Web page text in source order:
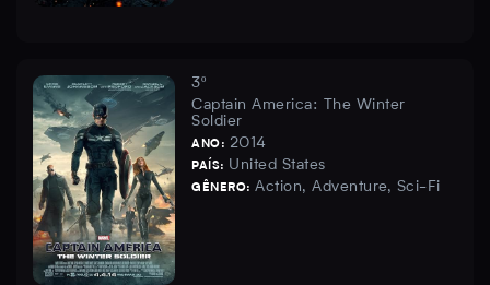
3º
Captain America: The Winter
Soldier
ANO: 2014
PAÍS: United States
GÊNERO: Action, Adventure, Sci-Fi